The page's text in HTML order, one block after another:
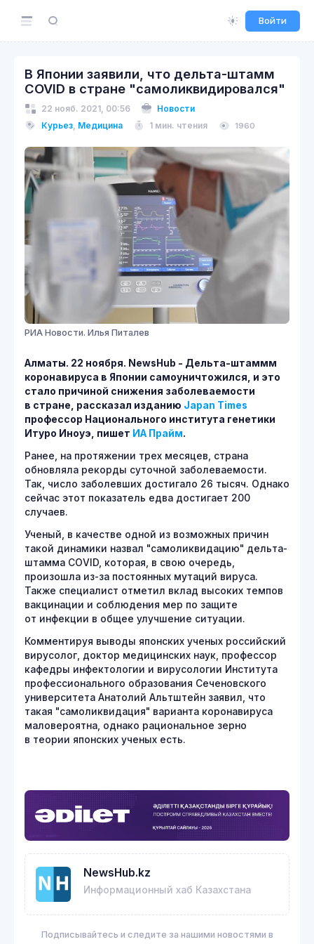
Войти
В Японии заявили, что дельта-штамм
COVID в стране "самоликвидировался"
22 нояб. 2021, 00:56
Новости
Курьез, Медицина 1 мин. чтения 1960
РИА Новости. Илья Питалев
Алматы. 22 ноября. NewsHub - Дельта-штаммм
коронавируса в Японии самоуничтожился, и это
стало причиной снижения заболеваемости
в стране, рассказал изданию Japan Times
профессор Национального института генетики
Итуро Иноуэ, пишет ИА Прайм.
Ранее, на протяжении трех месяцев, страна
обновляла рекорды суточной заболеваемости.
Так, число заболевших достигало 26 тысяч. Однако
сейчас этот показатель едва достигает 200
случаев.
Ученый, в качестве одной из возможных причин
такой динамики назвал "самоликвидацию" дельта-
штамма COVID, которая, в свою очередь,
произошла из-за постоянных мутаций вируса.
Также специалист отметил вклад высоких темпов
вакцинации и соблюдения мер по защите
от инфекции в общее улучшение ситуации.
Комментируя выводы японских ученых российский
вирусолог, доктор медицинских наук, профессор
кафедры инфектологии и вирусологии Института
профессионального образования Сеченовского
университета Анатолий Альтштейн заявил, что
такая "самоликвидация" варианта коронавируса
маловероятна, однако рациональное зерно
в теории японских ученых есть.
NewsHub.kz
Информационный хаб Казахстана
Подписывайтесь и следите за нашими новостями в